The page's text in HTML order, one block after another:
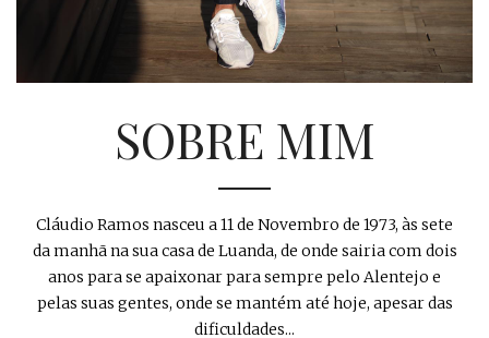
SOBRE MIM
Cláudio Ramos nasceu a 11 de Novembro de 1973, às sete
da manhã na sua casa de Luanda, de onde sairia com dois
anos para se apaixonar para sempre pelo Alentejo e
pelas suas gentes, onde se mantém até hoje, apesar das
dificuldades...